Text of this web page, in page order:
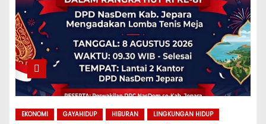
EKONOMI GAYAHIDUP HIBURAN
LINGKUNGAN HIDUP